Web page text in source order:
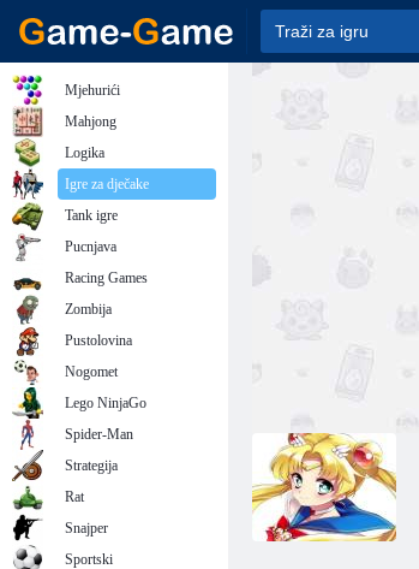
Mjehurići
Mahjong
Logika
Igre za dječake
Tank igre
Pucnjava
Racing Games
Zombija
Pustolovina
Nogomet
Lego NinjaGo
Spider-Man
Strategija
Rat
Snajper
Sportski